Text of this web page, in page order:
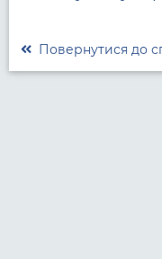
Повернутися до